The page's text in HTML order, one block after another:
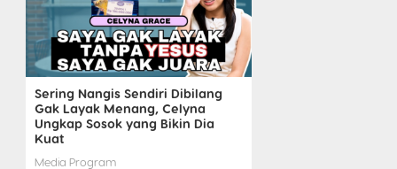
Sering Nangis Sendiri Dibilang
Gak Layak Menang, Celyna
Ungkap Sosok yang Bikin Dia
Kuat
Media Program